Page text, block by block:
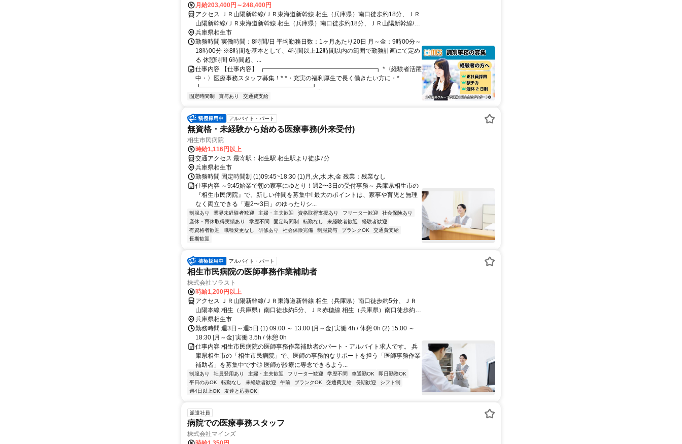
月給203,400円～248,400円
アクセス ＪＲ山陽新幹線/ＪＲ東海道新幹線 相生（兵庫県）南口徒歩約18分、ＪＲ
山陽新幹線/ＪＲ東海道新幹線 相生（兵庫県）南口徒歩約18分、ＪＲ山陽新幹線/Ｊ
Ｒ東海道新幹線 相生（兵庫県）南口徒歩約18分
兵庫県相生市
勤務時間 実働時間：8時間/日 平均勤務日数：1ヶ月あたり20日 月～金：9時00分～
18時00分 ※8時間を基本として、4時間以上12時間以内の範囲で勤務計画にて定め
る 休憩時間 6時間超、...
仕事内容 【仕事内容】 ┏━━━━━━━━━━━━━━━━━━┓ *〈経験者活躍
中・〉医療事務スタッフ募集！* *・充実の福利厚生で長く働きたい方に・*
┗━━━━━━━━━━━━━━━━━━┛...
固定時間制 賞与あり 交通費支給
アルバイト・パート
無資格・未経験から始める医療事務(外来受付)
相生市民病院
時給1,116円以上
交通アクセス 最寄駅：相生駅 相生駅より徒歩7分
兵庫県相生市
勤務時間 固定時間制 (1)09:45~18:30 (1)月,火,水,木,金 残業：残業なし
仕事内容 ～9:45始業で朝の家事にゆとり！週2〜3日の受付事務～ 兵庫県相生市の
『相生市民病院』で、新しい仲間を募集中! 最大のポイントは、家事や育児と無理
なく両立できる「週2〜3日」のゆったりシ...
制服あり 業界未経験者歓迎 主婦・主夫歓迎 資格取得支援あり フリーター歓迎
社会保険あり
産休・育休取得実績あり
学歴不問 固定時間制 転勤なし 未経験者歓迎
経験者歓迎
有資格者歓迎
職種変更なし 研修あり 社会保険完備 制服貸与 ブランクOK
交通費支給
長期歓迎
アルバイト・パート
相生市民病院の医師事務作業補助者
株式会社ソラスト
時給1,200円以上
アクセス ＪＲ山陽新幹線/ＪＲ東海道新幹線 相生（兵庫県）南口徒歩約5分、ＪＲ
山陽本線 相生（兵庫県）南口徒歩約5分、ＪＲ赤穂線 相生（兵庫県）南口徒歩約5
分 車通勤可、駐輪場あり
兵庫県相生市
勤務時間 週3日～週5日 (1) 09:00 ～ 13:00 [月～金] 実働 4h / 休憩 0h (2) 15:00 ～
18:30 [月～金] 実働 3.5h / 休憩 0h
仕事内容 相生市民病院の医師事務作業補助者のパート・アルバイト求人です。 兵
庫県相生市の「相生市民病院」で、医師の事務的なサポートを担う「医師事務作業
補助者」を募集中です◎ 医師が診療に専念できるよう...
制服あり 社員登用あり 主婦・主夫歓迎 フリーター歓迎 学歴不問 車通勤OK
即日勤務OK
平日のみOK
転勤なし 未経験者歓迎 午前 ブランクOK 交通費支給 長期歓迎
シフト制
週4日以上OK
友達と応募OK
派遣社員
病院での医療事務スタッフ
株式会社マインズ